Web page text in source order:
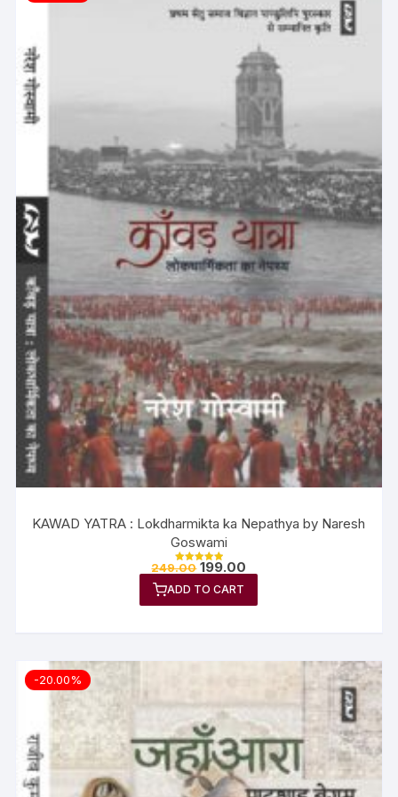
KAWAD YATRA : Lokdharmikta ka Nepathya by Naresh
Goswami
Rated
out of 5
249.00 199.00
ADD TO CART
-20.00%